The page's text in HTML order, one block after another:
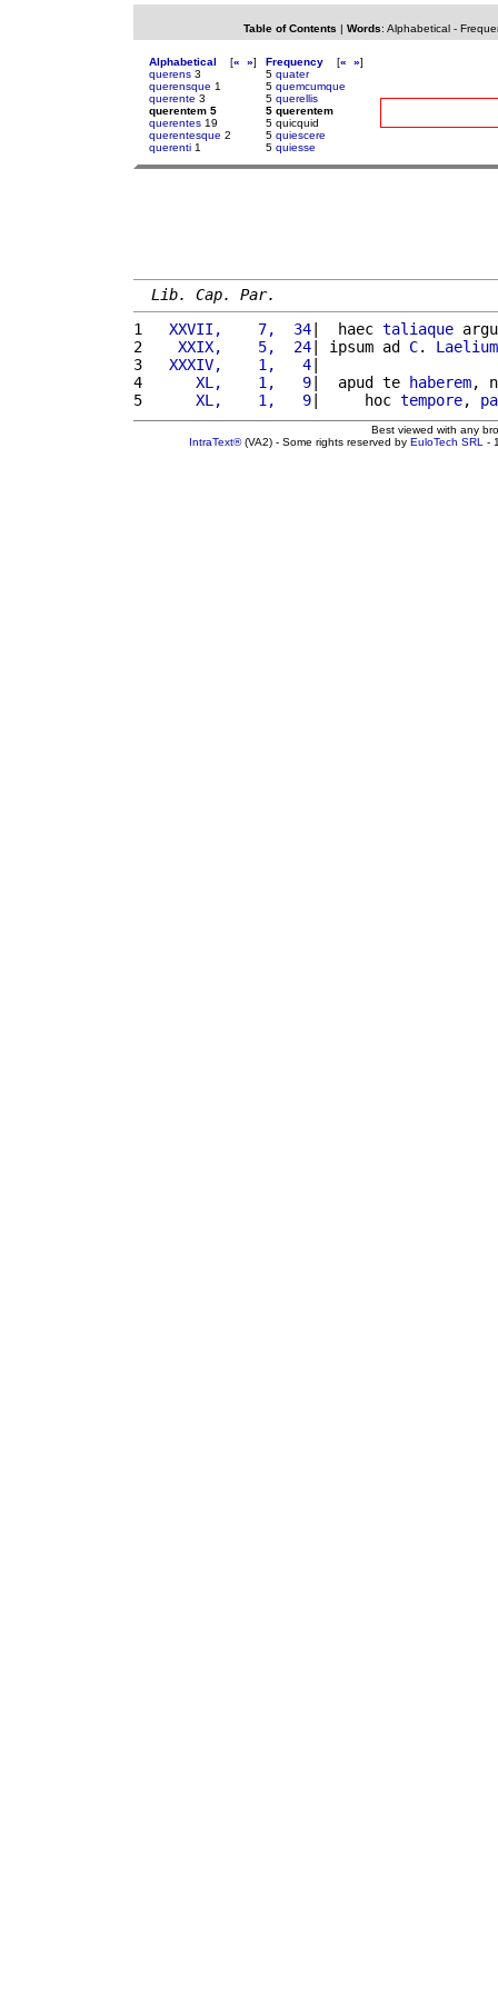
Table of Contents | Words: Alphabetical-
Alphabetical [« »]
querens 3
querensque 1
querente 3
querentem 5
querentes 19
querentesque 2
querenti 1
Frequency [« »]
5 quater
5 quemcumque
5 querellis
5 querentem
5 quicquid
5 quiescere
5 quiesse
Lib. Cap. Par.
1
  XXVII,    7,  34
|  haec taliaque
2
   XXIX,    5,  24
| ipsum ad C. Laelium
3
  XXXIV,    1,   4
|
4
     XL,    1,   9
|  apud te haberem,
5
     XL,    1,   9
|     hoc tempore,
Best viewed with any
IntraText®(VA2) - Some rights reserved by EuloTech SRL -